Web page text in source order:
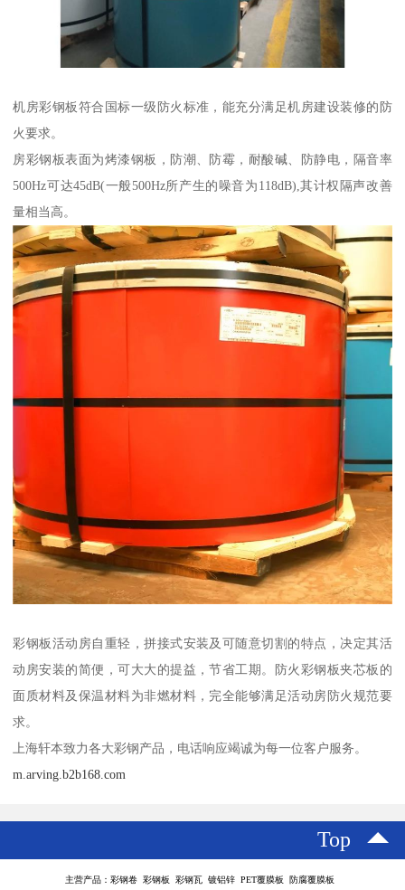
机房彩钢板符合国标一级防火标准，能充分满足机房建设装修的防
火要求。
房彩钢板表面为烤漆钢板，防潮、防霉，耐酸碱、防静电，隔音率
500Hz可达45dB(一般500Hz所产生的噪音为118dB),其计权隔声改善
量相当高。
彩钢板活动房自重轻，拼接式安装及可随意切割的特点，决定其活
动房安装的简便，可大大的提益，节省工期。防火彩钢板夹芯板的
面质材料及保温材料为非燃材料，完全能够满足活动房防火规范要
求。
上海轩本致力各大彩钢产品，电话响应竭诚为每一位客户服务。
m.arving.b2b168.com
Top
主营产品：彩钢卷 彩钢板 彩钢瓦 镀铝锌 PET覆膜板 防腐覆膜板